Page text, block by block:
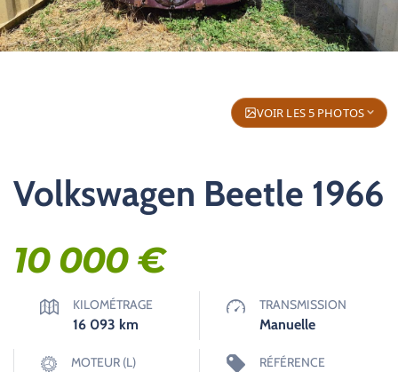
VOIR LES 5 PHOTOS
Volkswagen Beetle 1966
10 000€
KILOMÉTRAGE
16 093 km
TRANSMISSION
Manuelle
MOTEUR (L) RÉFÉRENCE